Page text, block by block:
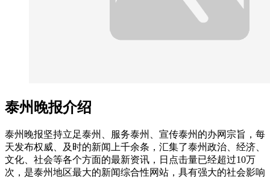
泰州晚报介绍
泰州晚报坚持立足泰州、服务泰州、宣传泰州的办网宗旨，每
天发布权威、及时的新闻上千余条，汇集了泰州政治、经济、
文化、社会等各个方面的最新资讯，日点击量已经超过10万
次，是泰州地区最大的新闻综合性网站，具有强大的社会影响